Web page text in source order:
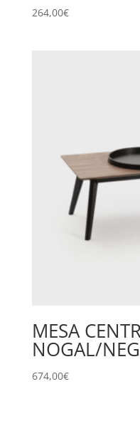
264,00€
MESA
NOGAL/
674,00€